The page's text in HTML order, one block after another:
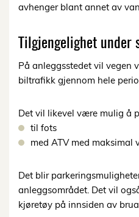
avhenger blant annet av
Tilgjengelighet under
På anleggsstedet vil vegen
biltrafikk gjennom hele
Det vil likevel være mulig å
til fots
med ATV med maksimal
Det blir
anleggsområdet. Det vil
kjøretøy på innsiden av